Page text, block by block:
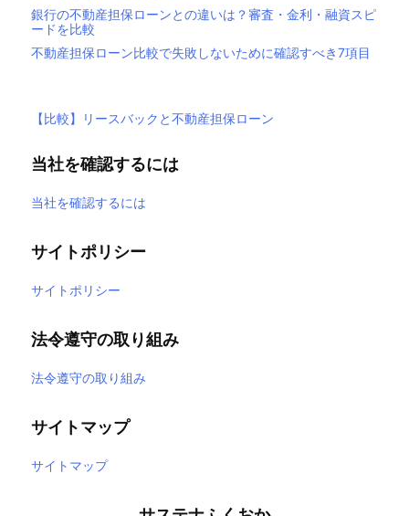
銀行の不動産担保ローンとの違いは？審査・金利・融資スピ
ードを比較
不動産担保ローン比較で失敗しないために確認すべき7項目
【比較】リースバックと不動産担保ローン
当社を確認するには
当社を確認するには
サイトポリシー
サイトポリシー
法令遵守の取り組み
法令遵守の取り組み
サイトマップ
サイトマップ